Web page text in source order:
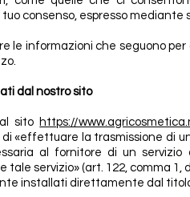
consenso, espresso
le informazioni che seguono
dal nostro sito
sito https://
«effettuare la trasmissione di
al fornitore di un servizio
tale servizio» (art. 122, comma 1,
installati direttamente dal